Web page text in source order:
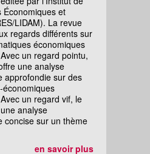
Économiques et
LIDAM). La revue
regards différents sur
économiques
un regard pointu,
une analyse
approfondie sur des
économiques
un regard vif, le
analyse
concise sur un thème
en savoir plus